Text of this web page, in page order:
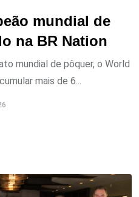
mundial de
na BR Nation
mundial de pôquer, o World
mais de 6...